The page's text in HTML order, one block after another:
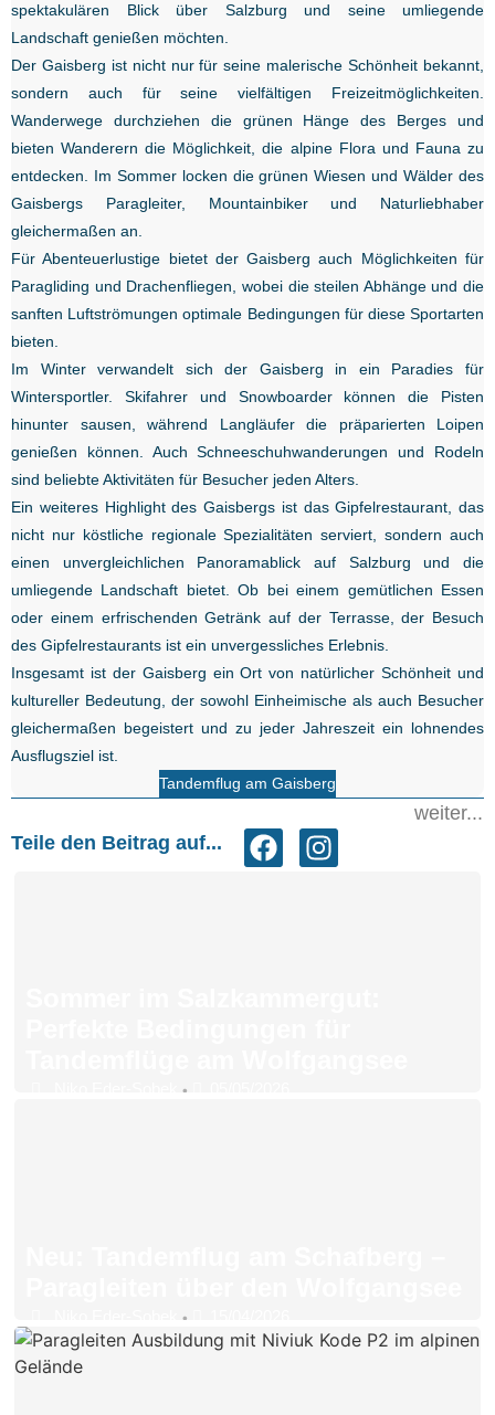
•
•
spektakulären Blick über Salzburg und seine umliegende
Landschaft genießen möchten.
Der Gaisberg ist nicht nur für seine malerische Schönheit bekannt,
sondern auch für seine vielfältigen Freizeitmöglichkeiten.
Wanderwege durchziehen die grünen Hänge des Berges und
bieten Wanderern die Möglichkeit, die alpine Flora und Fauna zu
entdecken. Im Sommer locken die grünen Wiesen und Wälder des
Gaisbergs Paragleiter, Mountainbiker und Naturliebhaber
gleichermaßen an.
Für Abenteuerlustige bietet der Gaisberg auch Möglichkeiten für
Paragliding und Drachenfliegen, wobei die steilen Abhänge und die
sanften Luftströmungen optimale Bedingungen für diese Sportarten
bieten.
Im Winter verwandelt sich der Gaisberg in ein Paradies für
Wintersportler. Skifahrer und Snowboarder können die Pisten
hinunter sausen, während Langläufer die präparierten Loipen
genießen können. Auch Schneeschuhwanderungen und Rodeln
sind beliebte Aktivitäten für Besucher jeden Alters.
Ein weiteres Highlight des Gaisbergs ist das Gipfelrestaurant, das
nicht nur köstliche regionale Spezialitäten serviert, sondern auch
einen unvergleichlichen Panoramablick auf Salzburg und die
umliegende Landschaft bietet. Ob bei einem gemütlichen Essen
oder einem erfrischenden Getränk auf der Terrasse, der Besuch
des Gipfelrestaurants ist ein unvergessliches Erlebnis.
Insgesamt ist der Gaisberg ein Ort von natürlicher Schönheit und
kultureller Bedeutung, der sowohl Einheimische als auch Besucher
gleichermaßen begeistert und zu jeder Jahreszeit ein lohnendes
Ausflugsziel ist.
Tandemflug am Gaisberg
weiter...
Teile den Beitrag auf...